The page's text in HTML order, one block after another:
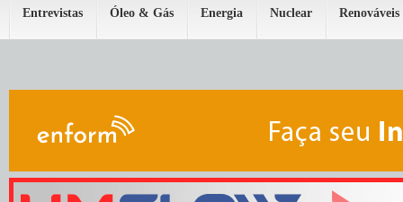
Entrevistas Óleo & Gás Energia Nuclear Renováveis